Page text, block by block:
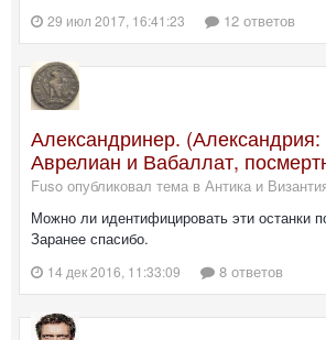
29 июл 2017, 16:41:23 12 ответов
Александринер.
Аврелиан и Вабаллат,
Fuso опубликовал тема в Антика и
Можно ли идентифицировать эти останки
Заранее спасибо.
14 дек 2016, 11:33:09 8 ответов